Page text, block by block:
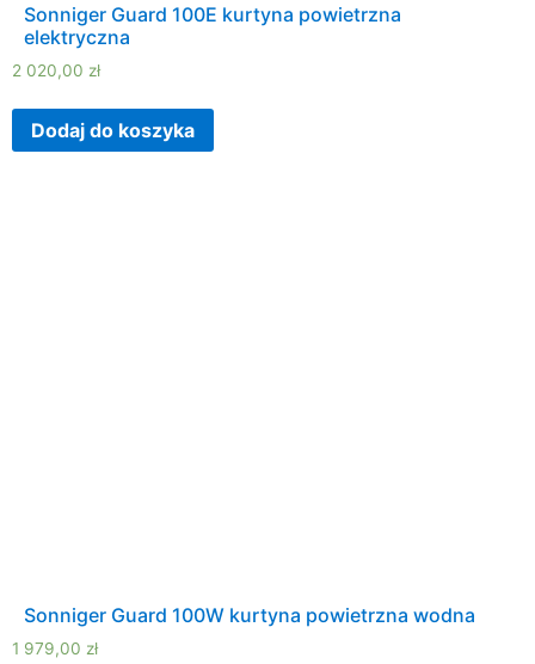
Sonniger Guard 100E kurtyna powietrzna
elektryczna
2 020,00 zł
Dodaj do koszyka
Sonniger Guard 100W kurtyna powietrzna wodna
1 979,00 zł